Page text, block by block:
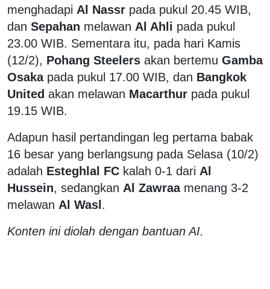
menghadapi Al Nassr pada pukul 20.45 WIB,
dan Sepahan melawan Al Ahli pada pukul
23.00 WIB. Sementara itu, pada hari Kamis
(12/2), Pohang Steelers akan bertemu Gamba
Osakapada pukul 17.00 WIB, dan Bangkok
United akan melawan Macarthur pada pukul
19.15 WIB.
Adapun hasil pertandingan leg pertama babak
16 besar yang berlangsung pada Selasa (10/2)
adalah Esteghlal FC kalah 0-1 dari Al
Hussein, sedangkan Al Zawraamenang 3-2
melawan Al Wasl .
Konten ini diolah dengan bantuan AI.